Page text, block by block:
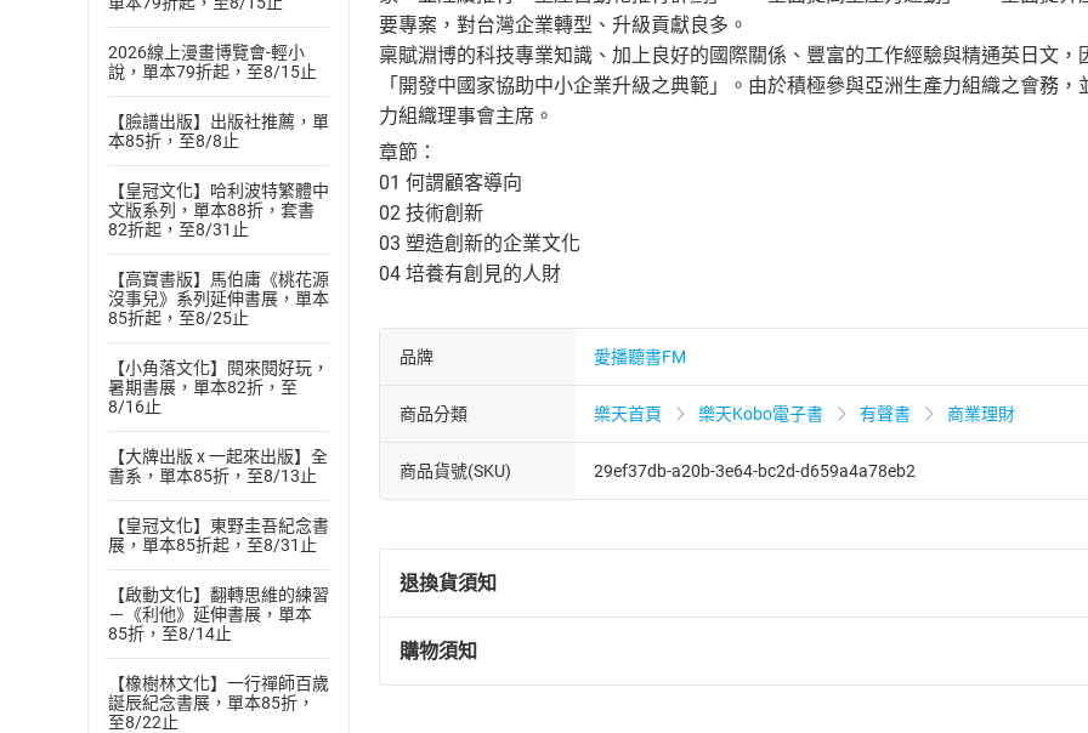
2026線上漫畫博覽會-輕小
說，單本79折起，至8/15止
【臉譜出版】出版社推薦，單
本85折，至8/8止
【皇冠文化】哈利波特繁體中
文版系列，單本88折，套書
82折起，至8/31止
【高寶書版】馬伯庸《桃花源
沒事兒》系列延伸書展，單本
85折起，至8/25止
【小角落文化】閱來閱好玩，
暑期書展，單本82折，至
8/16止
【大牌出版 x 一起來出版】全
書系，單本85折，至8/13止
【皇冠文化】東野圭吾紀念書
展，單本85折起，至8/31止
【啟動文化】翻轉思維的練習
－《利他》延伸書展，單本
85折，至8/14止
【橡樹林文化】一行禪師百歲
誕辰紀念書展，單本85折，
至8/22止
要專案，對台灣企業轉型、升級貢獻良多。
稟賦淵博的科技專業知識、加上良好的國際關係、豐富的工作經驗與精通英日文
「開發中國家協助中小企業升級之典範」。由於積極參與亞洲生產力組織之會務
力組織理事會主席。
章節：
01 何謂顧客導向
02 技術創新
03 塑造創新的企業文化
04 培養有創見的人財
品牌 愛播聽書FM
商品分類 樂天首頁 樂天Kobo電子書 有聲書 商業理財
商品貨號(SKU) 29ef37db-a20b-3e64-bc2d-d659a4a78eb2
退換貨須知
退換貨規定：
(一)依消費者保護法第19條第1項後段暨通訊交易解除權合理例外情事適用
購物須知